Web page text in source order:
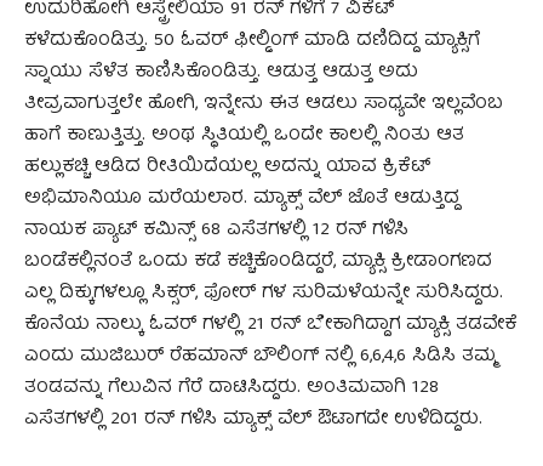
ಉದುರಿಹೋಗಿ ಆಸ್ಟ್ರೇಲಿಯಾ 91 ರನ್ ಗಳಿಗೆ 7 ವಿಕೆಟ್
ಕಳೆದುಕೊಂಡಿತ್ತು. 50 ಓವರ್ ಫೀಲ್ಡಿಂಗ್ ಮಾಡಿ ದಣಿದಿದ್ದ ಮ್ಯಾಕ್ಸಿಗೆ
ಸ್ನಾಯು ಸೆಳೆತ ಕಾಣಿಸಿಕೊಂಡಿತ್ತು. ಆಡುತ್ತ ಆಡುತ್ತ ಅದು
ತೀವ್ರವಾಗುತ್ತಲೇ ಹೋಗಿ, ಇನ್ನೇನು ಈತ ಆಡಲು ಸಾಧ್ಯವೇ ಇಲ್ಲವೆಂಬ
ಹಾಗೆ ಕಾಣುತ್ತಿತ್ತು. ಅಂಥ ಸ್ಥಿತಿಯಲ್ಲಿ ಒಂದೇ ಕಾಲಲ್ಲಿ ನಿಂತು ಆತ
ಹಲ್ಲುಕಚ್ಚಿ ಆಡಿದ ರೀತಿಯಿದೆಯಲ್ಲ ಅದನ್ನು ಯಾವ ಕ್ರಿಕೆಟ್
ಅಭಿಮಾನಿಯೂ ಮರೆಯಲಾರ. ಮ್ಯಾಕ್ಸ್ ವೆಲ್ ಜೊತೆ ಆಡುತ್ತಿದ್ದ
ನಾಯಕ ಪ್ಯಾಟ್ ಕಮಿನ್ಸ್ 68 ಎಸೆತಗಳಲ್ಲಿ 12 ರನ್ ಗಳಿಸಿ
ಬಂಡೆಕಲ್ಲಿನಂತೆ ಒಂದು ಕಡೆ ಕಚ್ಚಿಕೊಂಡಿದ್ದರೆ, ಮ್ಯಾಕ್ಸಿ ಕ್ರೀಡಾಂಗಣದ
ಎಲ್ಲ ದಿಕ್ಕುಗಳಲ್ಲೂ ಸಿಕ್ಸರ್, ಫೋರ್ ಗಳ ಸುರಿಮಳೆಯನ್ನೇ ಸುರಿಸಿದ್ದರು.
ಕೊನೆಯ ನಾಲ್ಕು ಓವರ್ ಗಳಲ್ಲಿ 21 ರನ್ ಬೇಕಾಗಿದ್ದಾಗ ಮ್ಯಾಕ್ಸಿ ತಡವೇಕೆ
ಎಂದು ಮುಜಿಬುರ್ ರೆಹಮಾನ್ ಬೌಲಿಂಗ್ ನಲ್ಲಿ 6,6,4,6 ಸಿಡಿಸಿ ತಮ್ಮ
ತಂಡವನ್ನು ಗೆಲುವಿನ ಗೆರೆ ದಾಟಿಸಿದ್ದರು. ಅಂತಿಮವಾಗಿ 128
ಎಸೆತಗಳಲ್ಲಿ 201 ರನ್ ಗಳಿಸಿ ಮ್ಯಾಕ್ಸ್ ವೆಲ್ ಔಟಾಗದೇ ಉಳಿದಿದ್ದರು.